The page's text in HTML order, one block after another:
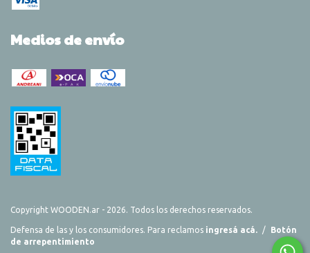
Medios de envío
Copyright WOODEN.ar - 2026. Todos los derechos reservados.
Defensa de las y los consumidores. Para reclamos ingresá acá. /
Botón
de arrepentimiento